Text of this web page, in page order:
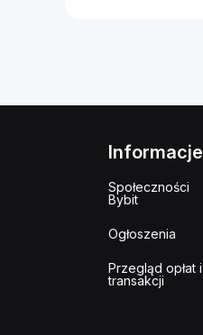
Informacje
Społeczności
Bybit
Ogłoszenia
Przegląd opłat i
transakcji